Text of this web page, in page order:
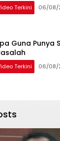
Terkini 06/08/
Guna Punya
Terkini 06/08/